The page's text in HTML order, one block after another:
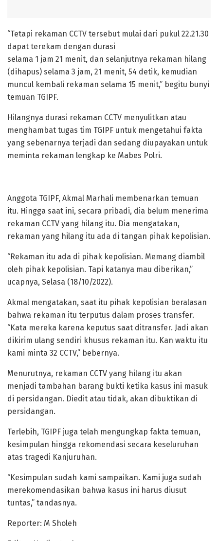
“Tetapi rekaman CCTV tersebut mulai dari pukul 22.21.30
dapat terekam dengan durasi
selama 1 jam 21 menit, dan selanjutnya rekaman hilang
(dihapus) selama 3 jam, 21 menit, 54 detik, kemudian
muncul kembali rekaman selama 15 menit,” begitu bunyi
temuan TGIPF.
Hilangnya durasi rekaman CCTV menyulitkan atau
menghambat tugas tim TGIPF untuk mengetahui fakta
yang sebenarnya terjadi dan sedang diupayakan untuk
meminta rekaman lengkap ke Mabes Polri.
Anggota TGIPF, Akmal Marhali membenarkan temuan
itu. Hingga saat ini, secara pribadi, dia belum menerima
rekaman CCTV yang hilang itu. Dia mengatakan,
rekaman yang hilang itu ada di tangan pihak kepolisian.
“Rekaman itu ada di pihak kepolisian. Memang diambil
oleh pihak kepolisian. Tapi katanya mau diberikan,”
ucapnya, Selasa (18/10/2022).
Akmal mengatakan, saat itu pihak kepolisian beralasan
bahwa rekaman itu terputus dalam proses transfer.
“Kata mereka karena keputus saat ditransfer. Jadi akan
dikirim ulang sendiri khusus rekaman itu. Kan waktu itu
kami minta 32 CCTV,” bebernya.
Menurutnya, rekaman CCTV yang hilang itu akan
menjadi tambahan barang bukti ketika kasus ini masuk
di persidangan. Diedit atau tidak, akan dibuktikan di
persidangan.
Terlebih, TGIPF juga telah mengungkap fakta temuan,
kesimpulan hingga rekomendasi secara keseluruhan
atas tragedi Kanjuruhan.
“Kesimpulan sudah kami sampaikan. Kami juga sudah
merekomendasikan bahwa kasus ini harus diusut
tuntas,” tandasnya.
Reporter: M Sholeh